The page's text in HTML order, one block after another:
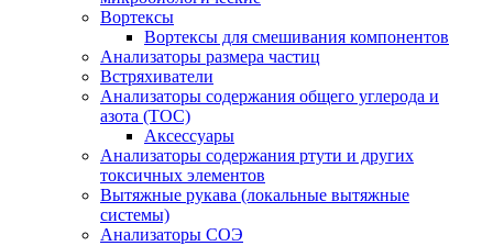
Вортексы
Вортексы для смешивания компонентов
Анализаторы размера частиц
Встряхиватели
Анализаторы содержания общего углерода и
азота (ТОС)
Аксессуары
Анализаторы содержания ртути и других
токсичных элементов
Вытяжные рукава (локальные вытяжные
системы)
Анализаторы СОЭ